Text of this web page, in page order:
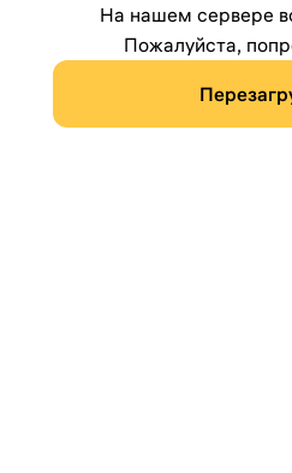
На нашем сервере
Пожалуйста,